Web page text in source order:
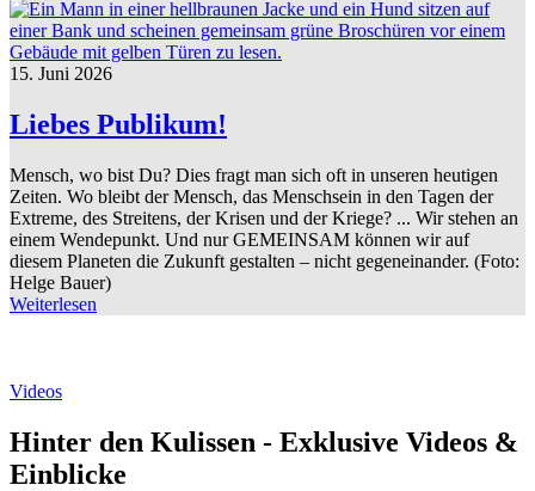
15. Juni 2026
Liebes Publikum!
Mensch, wo bist Du? Dies fragt man sich oft in unseren heutigen
Zeiten. Wo bleibt der Mensch, das Menschsein in den Tagen der
Extreme, des Streitens, der Krisen und der Kriege? ... Wir stehen an
einem Wendepunkt. Und nur GEMEINSAM können wir auf
diesem Planeten die Zukunft gestalten – nicht gegeneinander. (Foto:
Helge Bauer)
Weiterlesen
Videos
Hinter den Kulissen - Exklusive Videos &
Einblicke